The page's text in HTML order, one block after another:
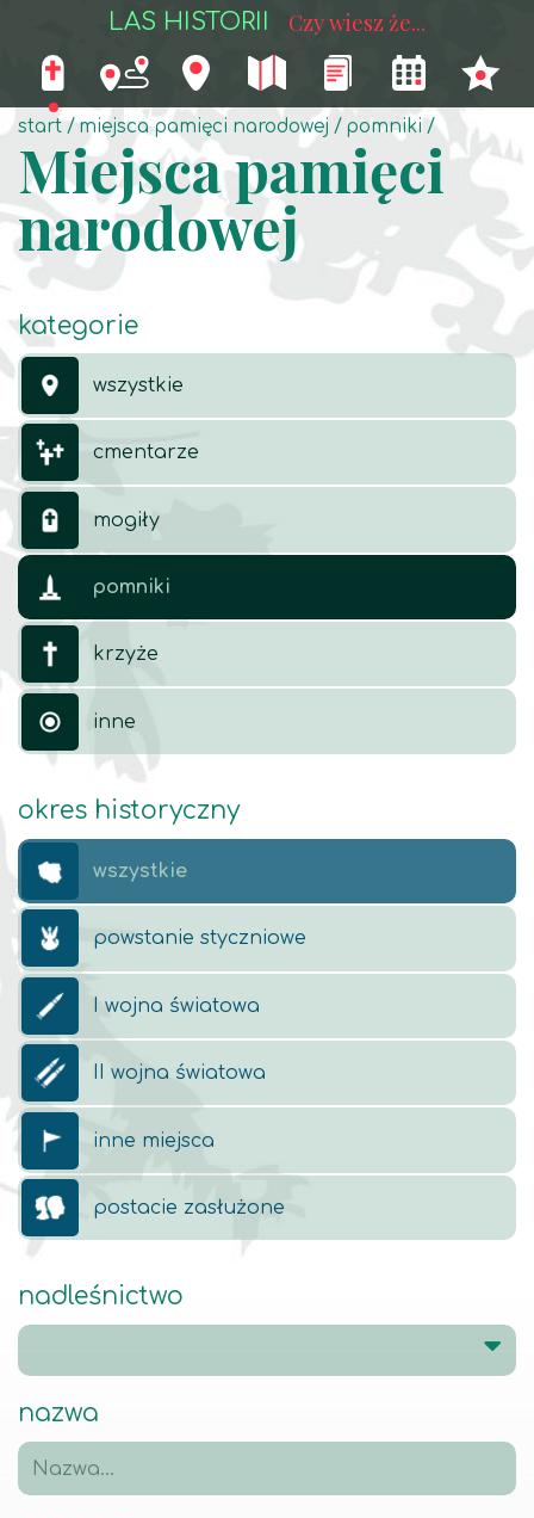
LAS HISTORII Czy wiesz że...
start miejsca pamięci narodowej pomniki
Miejsca pamięci
narodowej
kategorie
wszystkie
cmentarze
mogiły
pomniki
krzyże
inne
okres historyczny
wszystkie
powstanie styczniowe
I wojna światowa
II wojna światowa
inne miejsca
postacie zasłużone
nadleśnictwo
nazwa